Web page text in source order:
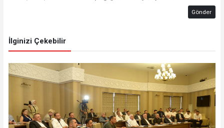
Gönder
İlginizi Çekebilir